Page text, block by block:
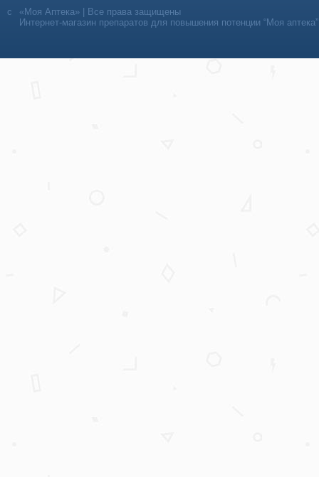
«Моя Аптека» | Все права защищены
Интернет-магазин препаратов для повышения потенции “Моя